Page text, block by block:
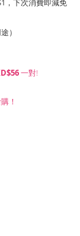
，下次消費即減免
）
一對!
！